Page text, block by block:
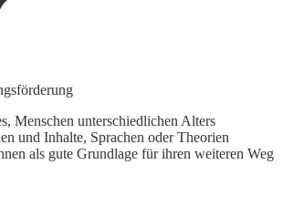
Menschen unterschiedlichen Alters
und Inhalte, Sprachen oder Theorien
als gute Grundlage für ihren weiteren Weg